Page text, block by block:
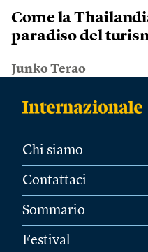
Come la
paradiso del
Junko Terao
Chi siamo
Contattaci
Sommario
Festival